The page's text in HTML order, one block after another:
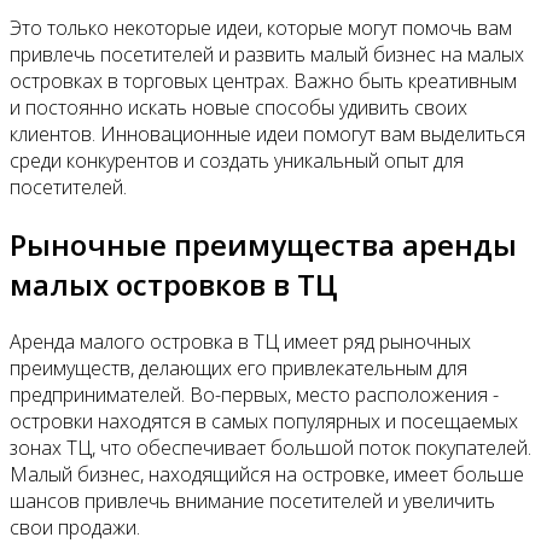
Это только некоторые идеи, которые могут помочь вам
привлечь посетителей и развить малый бизнес на малых
островках в торговых центрах. Важно быть креативным
и постоянно искать новые способы удивить своих
клиентов. Инновационные идеи помогут вам выделиться
среди конкурентов и создать уникальный опыт для
посетителей.
Рыночные преимущества аренды
малых островков в ТЦ
Аренда малого островка в ТЦ имеет ряд рыночных
преимуществ, делающих его привлекательным для
предпринимателей. Во-первых, место расположения -
островки находятся в самых популярных и посещаемых
зонах ТЦ, что обеспечивает большой поток покупателей.
Малый бизнес, находящийся на островке, имеет больше
шансов привлечь внимание посетителей и увеличить
свои продажи.